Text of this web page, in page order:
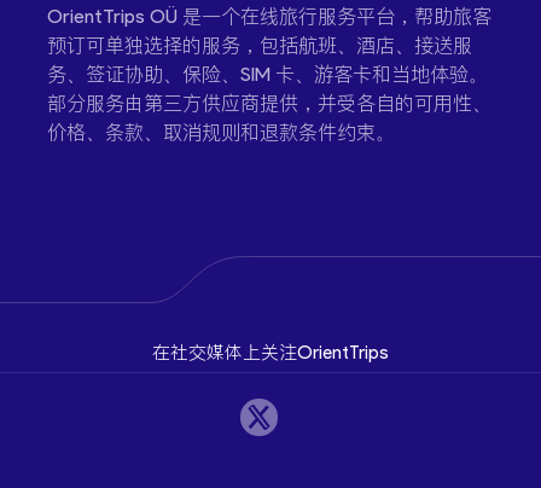
OrientTrips OÜ 是一个在线旅行服务平台，帮助旅客
预订可单独选择的服务，包括航班、酒店、接送服
务、签证协助、保险、SIM 卡、游客卡和当地体验。
部分服务由第三方供应商提供，并受各自的可用性、
价格、条款、取消规则和退款条件约束。
在社交媒体上关注OrientTrips